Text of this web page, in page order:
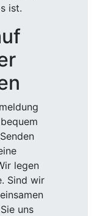
ist.
legen
Sind wir
uns